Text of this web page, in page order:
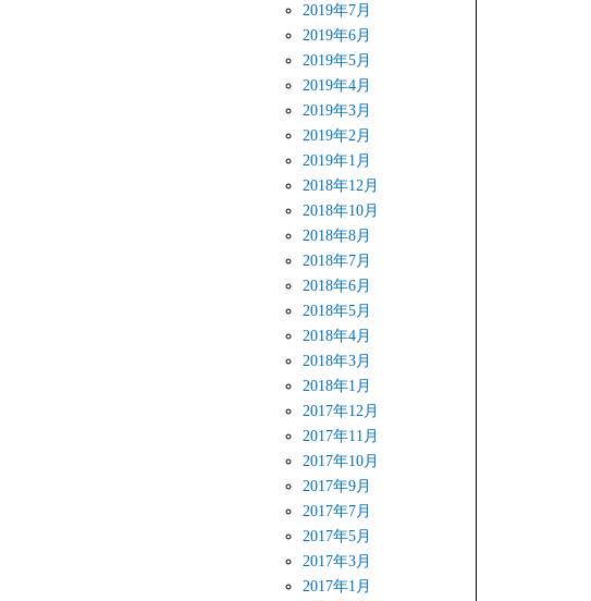
2019年7月
2019年6月
2019年5月
2019年4月
2019年3月
2019年2月
2019年1月
2018年12月
2018年10月
2018年8月
2018年7月
2018年6月
2018年5月
2018年4月
2018年3月
2018年1月
2017年12月
2017年11月
2017年10月
2017年9月
2017年7月
2017年5月
2017年3月
2017年1月